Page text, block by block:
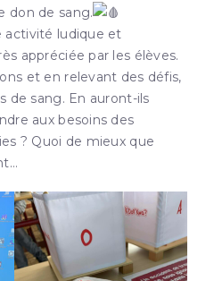
don de sang.
activité ludique et
appréciée par les élèves.
et en relevant des défis,
de sang. En auront-ils
aux besoins des
? Quoi de mieux que